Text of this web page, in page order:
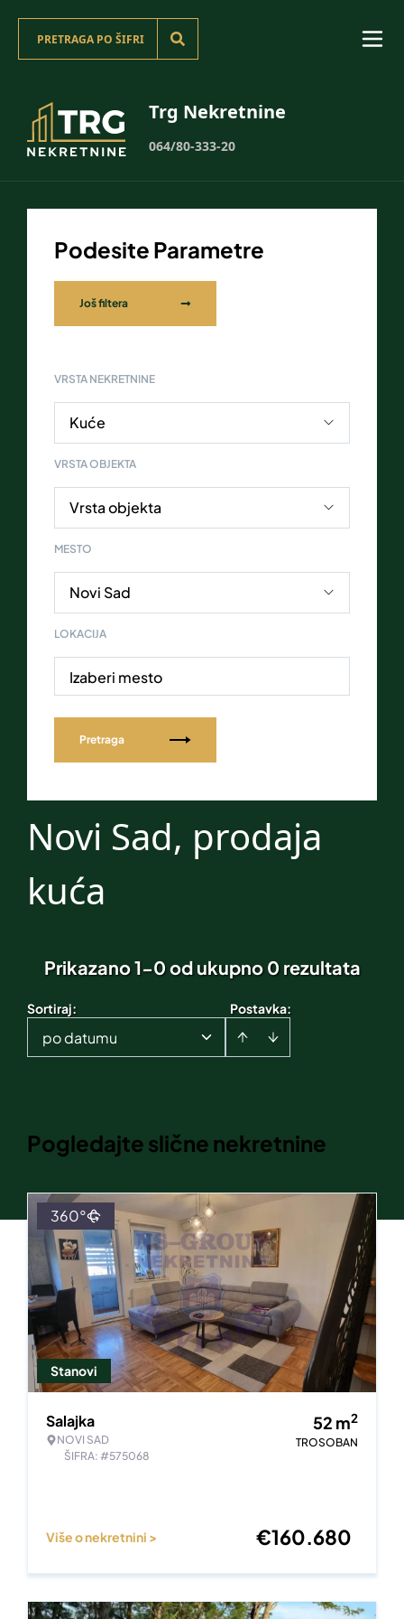
Trg Nekretnine
064/80-333-20
Podesite Parametre
Još filtera
VRSTA NEKRETNINE
VRSTA OBJEKTA
MESTO
LOKACIJA
Izaberi mesto
Pretraga
Novi Sad, prodaja
kuća
Prikazano 1-0 od ukupno 0 rezultata
Postavka:
Sortiraj:
po datumu
Pogledajte slične nekretnine
Stanovi
360°
Salajka
NOVI SAD
ŠIFRA: #575068
52 m2
TROSOBAN
Više o nekretnini > €160.680